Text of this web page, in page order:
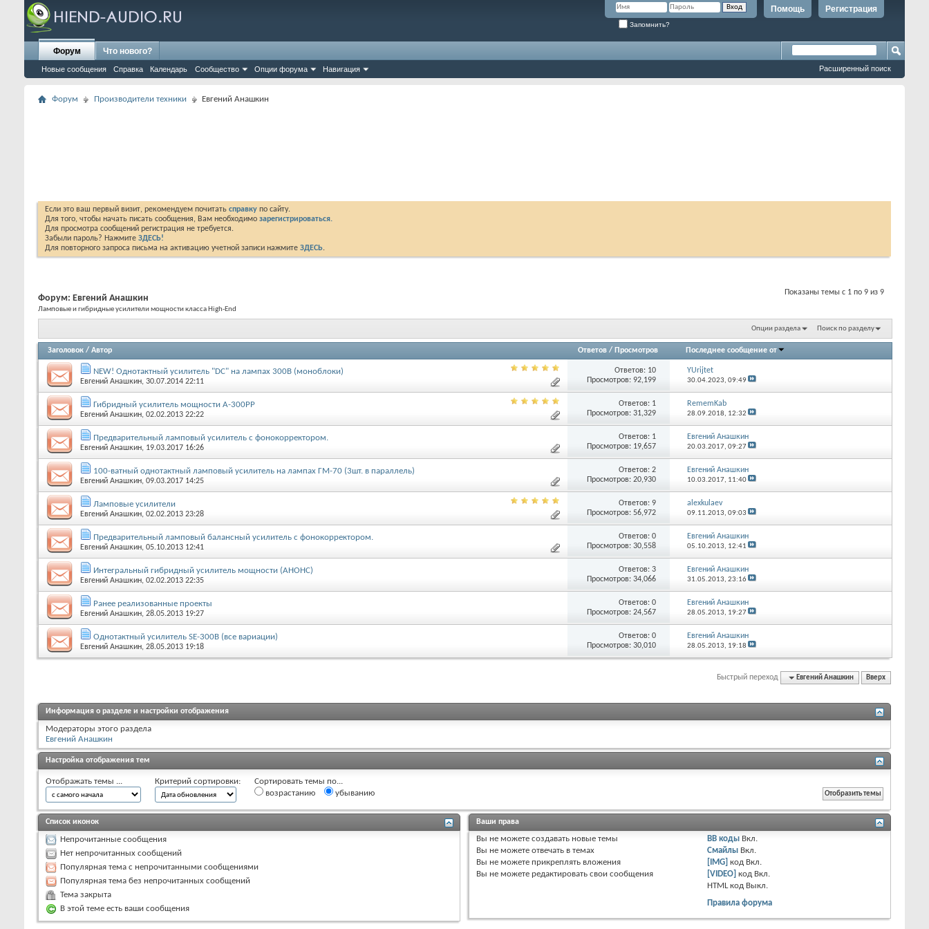
Регистрация
Помощь
Запомнить?
Форум
Новые сообщения Справка Календарь Сообщество Опции форума Навигация
Что нового?
Расширенный поиск
Форум Производители техники Евгений Анашкин
Если это ваш первый визит, рекомендуем почитать справку по сайту.
Для того, чтобы начать писать сообщения, Вам необходимо зарегистрироваться.
Для просмотра сообщений регистрация не требуется.
Забыли пароль? Нажмите ЗДЕСЬ!
Для повторного запроса письма на активацию учетной записи нажмите ЗДЕСЬ.
Показаны темы с 1 по 9 из 9
Форум: Евгений Анашкин
Ламповые и гибридные усилители мощности класса High-End
Опции раздела Поиск по разделу
Заголовок / Автор Ответов / Просмотров Последнее сообщение от
NEW! Однотактный усилитель "DC" на лампах 300В (моноблоки)
Евгений Анашкин, 30.07.2014 22:11
Ответов: 10
Просмотров: 92,199
YUrijtet
30.04.2023, 09:49
Гибридный усилитель мощности A-300PP
Евгений Анашкин, 02.02.2013 22:22
Ответов: 1
Просмотров: 31,329
RememKab
28.09.2018, 12:32
Предварительный ламповый усилитель с фонокорректором.
Евгений Анашкин, 19.03.2017 16:26
Ответов: 1
Просмотров: 19,657
Евгений Анашкин
20.03.2017, 09:27
100-ватный однотактный ламповый усилитель на лампах ГМ-70 (3шт. в параллель)
Евгений Анашкин, 09.03.2017 14:25
Ответов:2
Просмотров: 20,930
Евгений Анашкин
10.03.2017, 11:40
Ламповые усилители
Евгений Анашкин, 02.02.2013 23:28
Ответов:9
Просмотров: 56,972
alexkulaev
09.11.2013, 09:03
Предварительный ламповый балансный усилитель с фонокорректором.
Евгений Анашкин, 05.10.2013 12:41
Ответов:0
Просмотров: 30,558
Евгений Анашкин
05.10.2013, 12:41
Интегральный гибридный усилитель мощности (АНОНС)
Евгений Анашкин, 02.02.2013 22:35
Ответов:3
Просмотров: 34,066
Евгений Анашкин
31.05.2013, 23:16
Ранее реализованные проекты
Евгений Анашкин, 28.05.2013 19:27
Ответов:0
Просмотров: 24,567
Евгений Анашкин
28.05.2013, 19:27
Однотактный усилитель SE-300B (все вариации)
Евгений Анашкин, 28.05.2013 19:18
Ответов:0
Просмотров: 30,010
Евгений Анашкин
28.05.2013, 19:18
Быстрый переход Евгений Анашкин Вверх
Информация о разделе и настройки отображения
Модераторы этого раздела
Евгений Анашкин
Настройка отображения тем
Отображать темы ... Критерий сортировки:
Сортировать темы по...
возрастанию
убыванию
Список иконок
Непрочитанные сообщения
Нет непрочитанных сообщений
Популярная тема с непрочитанными сообщениями
Популярная тема без непрочитанных сообщений
Тема закрыта
В этой теме есть ваши сообщения
Ваши права
Вы не можете создавать новые темы
Вы не можете отвечать в темах
Вы не можете прикреплять вложения
Вы не можете редактировать свои сообщения
BB коды Вкл.
Смайлы Вкл.
[IMG] код Вкл.
[VIDEO] код Вкл.
HTML код Выкл.
Правила форума